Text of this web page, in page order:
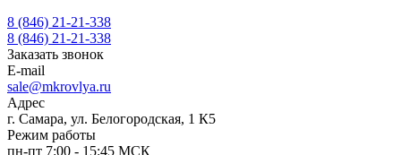
8 (846) 21-21-338
8 (846) 21-21-338
Заказать звонок
E-mail
sale@mkrovlya.ru
Адрес
г. Самара, ул. Белогородская, 1 К5
Режим работы
пн-пт 7:00 - 15:45 МСК